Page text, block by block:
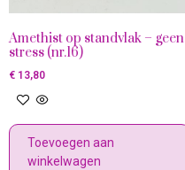
Amethist op standvlak – geen
stress (nr.16)
€ 13,80
Toevoegen aan
winkelwagen